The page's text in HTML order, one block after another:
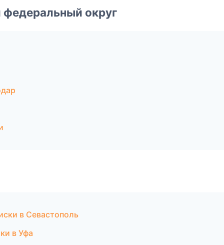
округ
в Севастополь
в Уфа